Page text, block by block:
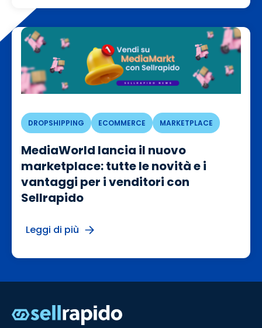
DROPSHIPPING ECOMMERCE MARKETPLACE
MediaWorld lancia il nuovo
marketplace: tutte le novità e i
vantaggi per i venditori con
Sellrapido
Leggi di più